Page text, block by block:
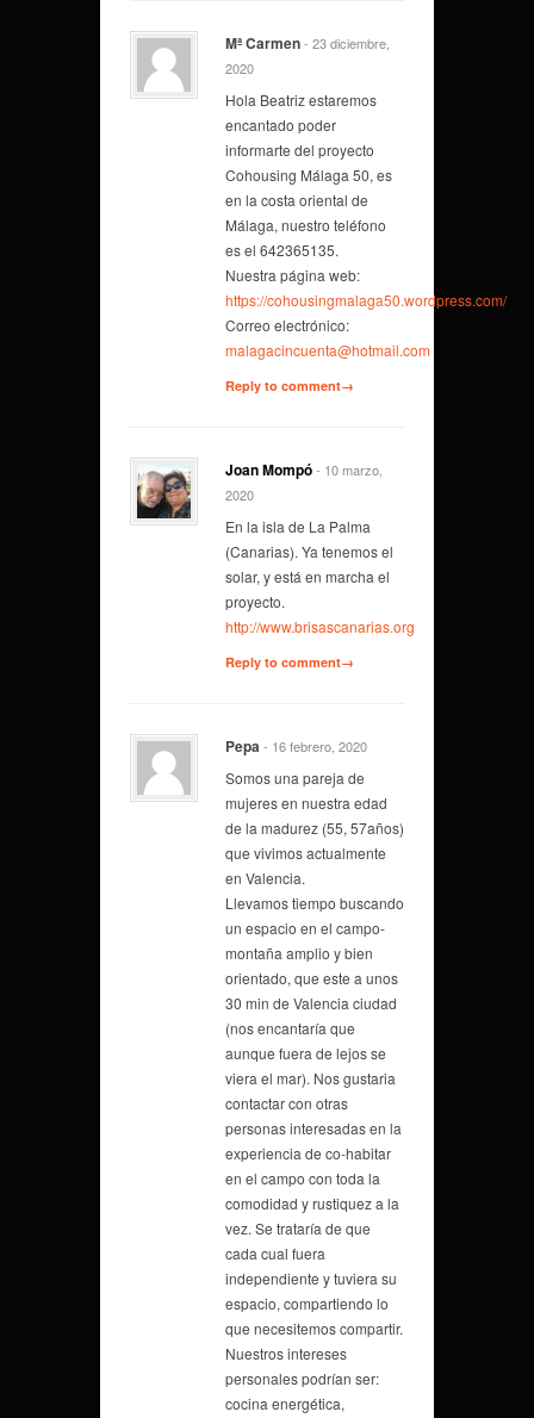
Mª Carmen- 23 diciembre,
2020
Hola Beatriz estaremos
encantado poder
informarte del proyecto
Cohousing Málaga 50, es
en la costa oriental de
Málaga, nuestro teléfono
es el 642365135.
Nuestra página web:
https://cohousingmalaga50.wordpress.com/
Correo electrónico:
malagacincuenta@hotmail.com
Reply to comment→
Joan Mompó- 10 marzo,
2020
En la isla de La Palma
(Canarias). Ya tenemos el
solar, y está en marcha el
proyecto.
http://www.brisascanarias.org
Reply to comment→
Pepa- 16 febrero, 2020
Somos una pareja de
mujeres en nuestra edad
de la madurez (55, 57años)
que vivimos actualmente
en Valencia.
Llevamos tiempo buscando
un espacio en el campo-
montaña amplio y bien
orientado, que este a unos
30 min de Valencia ciudad
(nos encantaría que
aunque fuera de lejos se
viera el mar). Nos gustaria
contactar con otras
personas interesadas en la
experiencia de co-habitar
en el campo con toda la
comodidad y rustiquez a la
vez. Se trataría de que
cada cual fuera
independiente y tuviera su
espacio, compartiendo lo
que necesitemos compartir.
Nuestros intereses
personales podrían ser:
cocina energética,